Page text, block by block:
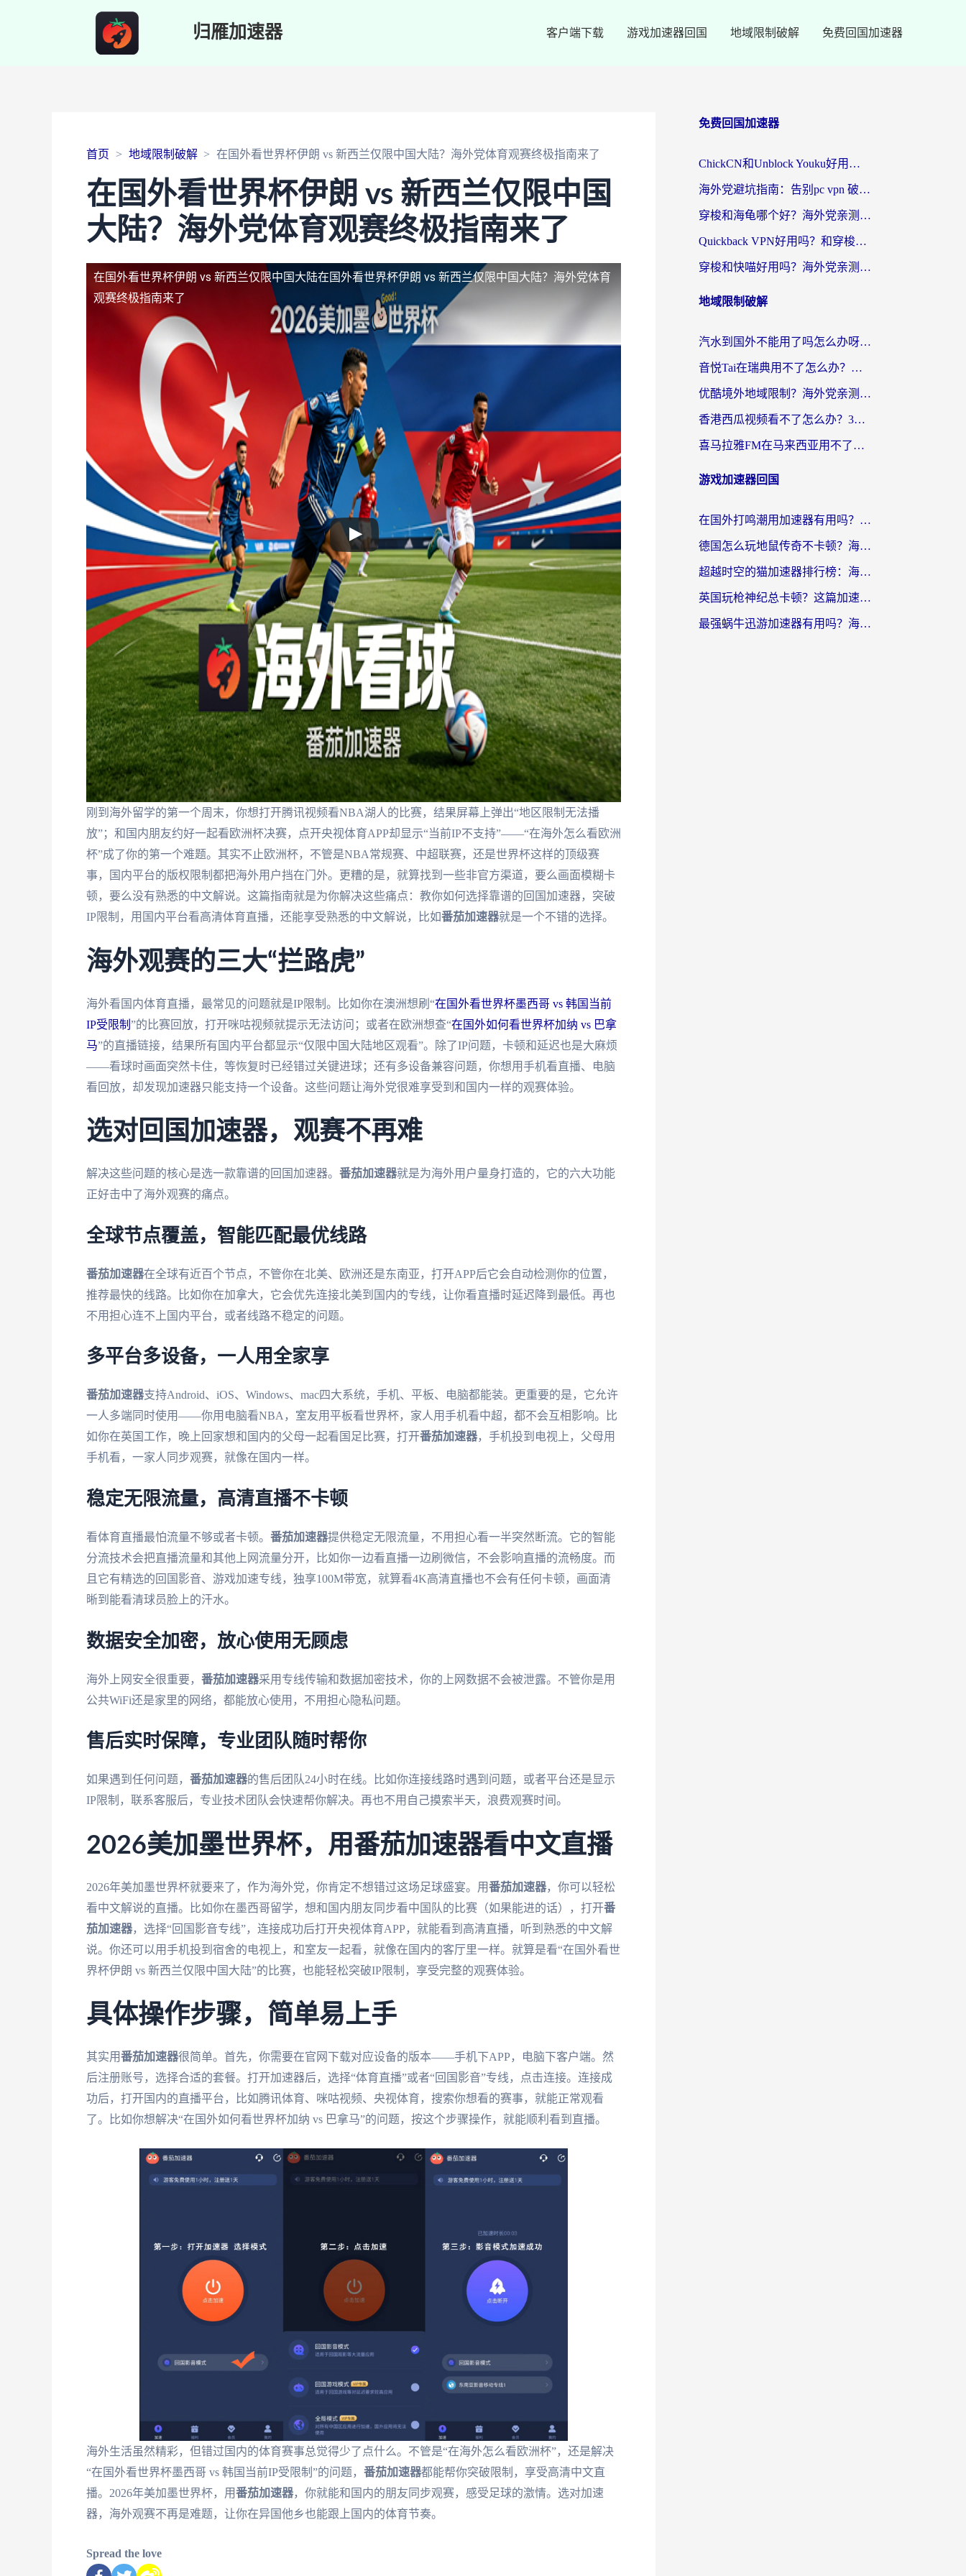
归雁加速器 客户端下载 游戏加速器回国 地域限制破解 免费回国加速器
首页 地域限制破解 在国外看世界杯伊朗 vs 新西兰仅限中国大陆？海外党体育观赛终极指南来了
在国外看世界杯伊朗 vs 新西兰仅限中国
大陆？海外党体育观赛终极指南来了
在国外看世界杯伊朗 vs 新西兰仅限中国大陆在国外看世界杯伊朗 vs 新西兰仅限中国大陆？海外党体育
观赛终极指南来了
刚到海外留学的第一个周末，你想打开腾讯视频看NBA湖人的比赛，结果屏幕上弹出“地区限制无法播
放”；和国内朋友约好一起看欧洲杯决赛，点开央视体育APP却显示“当前IP不支持”——“在海外怎么看欧洲
杯”成了你的第一个难题。其实不止欧洲杯，不管是NBA常规赛、中超联赛，还是世界杯这样的顶级赛
事，国内平台的版权限制都把海外用户挡在门外。更糟的是，就算找到一些非官方渠道，要么画面模糊卡
顿，要么没有熟悉的中文解说。这篇指南就是为你解决这些痛点：教你如何选择靠谱的回国加速器，突破
IP限制，用国内平台看高清体育直播，还能享受熟悉的中文解说，比如番茄加速器就是一个不错的选择。
海外观赛的三大“拦路虎”
海外看国内体育直播，最常见的问题就是IP限制。比如你在澳洲想刷“在国外看世界杯墨西哥 vs 韩国当前
IP受限制 ”的比赛回放，打开咪咕视频就提示无法访问；或者在欧洲想查“在国外如何看世界杯加纳 vs 巴拿
马”的直播链接，结果所有国内平台都显示“仅限中国大陆地区观看”。除了IP问题，卡顿和延迟也是大麻烦
——看球时画面突然卡住，等恢复时已经错过关键进球；还有多设备兼容问题，你想用手机看直播、电脑
看回放，却发现加速器只能支持一个设备。这些问题让海外党很难享受到和国内一样的观赛体验。
选对回国加速器，观赛不再难
解决这些问题的核心是选一款靠谱的回国加速器。 番茄加速器就是为海外用户量身打造的，它的六大功能
正好击中了海外观赛的痛点。
全球节点覆盖，智能匹配最优线路
番茄加速器在全球有近百个节点，不管你在北美、欧洲还是东南亚，打开APP后它会自动检测你的位置，
推荐最快的线路。比如你在加拿大，它会优先连接北美到国内的专线，让你看直播时延迟降到最低。再也
不用担心连不上国内平台，或者线路不稳定的问题。
多平台多设备，一人用全家享
番茄加速器支持Android、iOS、Windows、mac四大系统，手机、平板、电脑都能装。更重要的是，它允许
一人多端同时使用——你用电脑看NBA，室友用平板看世界杯，家人用手机看中超，都不会互相影响。比
如你在英国工作，晚上回家想和国内的父母一起看国足比赛，打开番茄加速器，手机投到电视上，父母用
手机看，一家人同步观赛，就像在国内一样。
稳定无限流量，高清直播不卡顿
看体育直播最怕流量不够或者卡顿。 番茄加速器提供稳定无限流量，不用担心看一半突然断流。它的智能
分流技术会把直播流量和其他上网流量分开，比如你一边看直播一边刷微信，不会影响直播的流畅度。而
且它有精选的回国影音、游戏加速专线，独享100M带宽，就算看4K高清直播也不会有任何卡顿，画面清
晰到能看清球员脸上的汗水。
数据安全加密，放心使用无顾虑
海外上网安全很重要， 番茄加速器采用专线传输和数据加密技术，你的上网数据不会被泄露。不管你是用
公共WiFi还是家里的网络，都能放心使用，不用担心隐私问题。
售后实时保障，专业团队随时帮你
如果遇到任何问题， 番茄加速器的售后团队24小时在线。比如你连接线路时遇到问题，或者平台还是显示
IP限制，联系客服后，专业技术团队会快速帮你解决。再也不用自己摸索半天，浪费观赛时间。
2026美加墨世界杯，用番茄加速器看中文直播
2026年美加墨世界杯就要来了，作为海外党，你肯定不想错过这场足球盛宴。用番茄加速器，你可以轻松
看中文解说的直播。比如你在墨西哥留学，想和国内朋友同步看中国队的比赛（如果能进的话），打开番
茄加速器，选择“回国影音专线”，连接成功后打开央视体育APP，就能看到高清直播，听到熟悉的中文解
说。你还可以用手机投到宿舍的电视上，和室友一起看，就像在国内的客厅里一样。就算是看“在国外看世
界杯伊朗 vs 新西兰仅限中国大陆”的比赛，也能轻松突破IP限制，享受完整的观赛体验。
具体操作步骤，简单易上手
其实用番茄加速器很简单。首先，你需要在官网下载对应设备的版本——手机下APP，电脑下客户端。然
后注册账号，选择合适的套餐。打开加速器后，选择“体育直播”或者“回国影音”专线，点击连接。连接成
功后，打开国内的直播平台，比如腾讯体育、咪咕视频、央视体育，搜索你想看的赛事，就能正常观看
了。比如你想解决“在国外如何看世界杯加纳 vs 巴拿马”的问题，按这个步骤操作，就能顺利看到直播。
海外生活虽然精彩，但错过国内的体育赛事总觉得少了点什么。不管是“在海外怎么看欧洲杯”，还是解决
“在国外看世界杯墨西哥 vs 韩国当前IP受限制”的问题， 番茄加速器都能帮你突破限制，享受高清中文直
播。2026年美加墨世界杯，用番茄加速器，你就能和国内的朋友同步观赛，感受足球的激情。选对加速
器，海外观赛不再是难题，让你在异国他乡也能跟上国内的体育节奏。
Spread the love
免费回国加速器
ChickCN和Unblock Youku好用吗？海外党亲测3款回国加速器，附iOS免费选择指南
海外党避坑指南：告别pc vpn 破解，选对回国加速器轻松访问国内资源
穿梭和海龟哪个好？海外党亲测回国加速器，附电脑免费VPN推荐
Quickback VPN好用吗？和穿梭VPN对比哪个回国效果更好？海外党必看的真实测评与选择指南
穿梭和快喵好用吗？海外党亲测3款回国加速器，附日本回国VPN避坑指南
地域限制破解
汽水到国外不能用了吗怎么办呀？海外党追剧看片的救星在这里！
音悦Tai在瑞典用不了怎么办？海外华人追剧听歌的实用指南
优酷境外地域限制？海外党亲测：这样看国内剧再也不卡（附3个实用场景解决）
香港西瓜视频看不了怎么办？3步解决海外追剧难题，附靠谱加速器推荐
喜马拉雅FM在马来西亚用不了怎么办？海外华人亲测有效的回国加速指南
游戏加速器回国
在国外打鸣潮用加速器有用吗？安全吗？海外玩家国服游戏加速全指南
德国怎么玩地鼠传奇不卡顿？海外党国服游戏加速全攻略（含战双EVE实用指南）
超越时空的猫加速器排行榜：海外党国服游戏不卡顿的终极选择指南
英国玩枪神纪总卡顿？这篇加速器选择指南帮你告别延迟（附实测推荐）
最强蜗牛迅游加速器有用吗？海外玩家国服游戏加速避坑指南（附德国玩忍者必须死3流星蝴蝶剑解决办法）